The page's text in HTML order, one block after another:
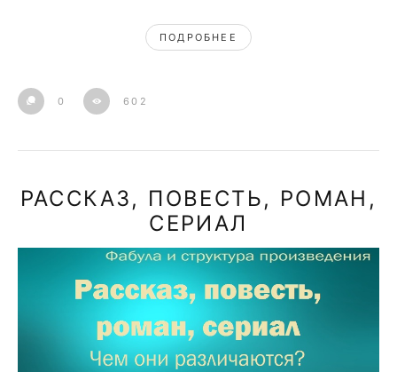
ПОДРОБНЕЕ
0 602
РАССКАЗ, ПОВЕСТЬ, РОМАН,
СЕРИАЛ